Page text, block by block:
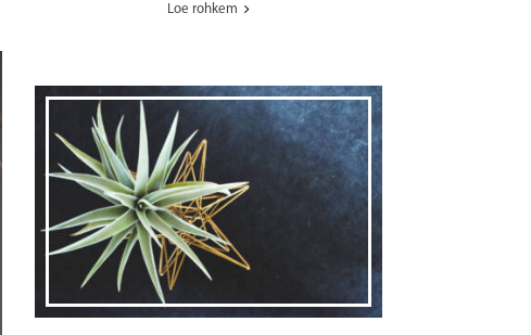
Loe rohkem